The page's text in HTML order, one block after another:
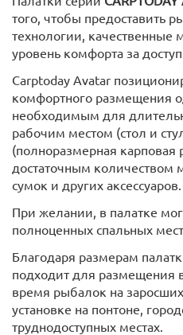
того, чтобы предоставить
технологии, качественные
уровень комфорта за
Carptoday Avatar
комфортного размещения
необходимым для
рабочим местом (стол и
(полноразмерная карповая
достаточным количеством
сумок и других аксессуаров.
При желании, в палатке
полноценных спальных
Благодаря размерам
подходит для размещения
время рыбалок на
установке на понтоне,
труднодоступных местах.